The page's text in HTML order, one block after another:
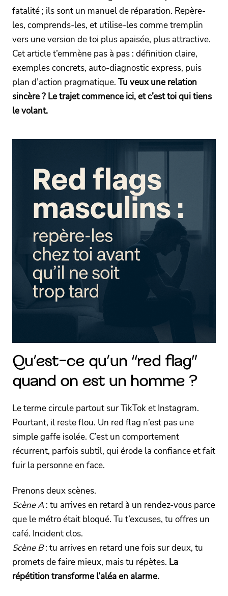
fatalité ; ils sont un manuel de réparation. Repère-
les, comprends-les, et utilise-les comme tremplin
vers une version de toi plus apaisée, plus attractive.
Cet article t’emmène pas à pas : définition claire,
exemples concrets, auto-diagnostic express, puis
plan d’action pragmatique. Tu veux une relation
sincère ? Le trajet commence ici, et c’est toi qui tiens
le volant.
Qu’est-ce qu’un “red flag”
quand on est un homme ?
Le terme circule partout sur TikTok et Instagram.
Pourtant, il reste flou. Un red flag n’est pas une
simple gaffe isolée. C’est un comportement
récurrent, parfois subtil, qui érode la confiance et fait
fuir la personne en face.
Prenons deux scènes.
Scène A : tu arrives en retard à un rendez-vous parce
que le métro était bloqué. Tu t’excuses, tu offres un
café. Incident clos.
Scène B: tu arrives en retard une fois sur deux, tu
promets de faire mieux, mais tu répètes. La
répétition transforme l’aléa en alarme.